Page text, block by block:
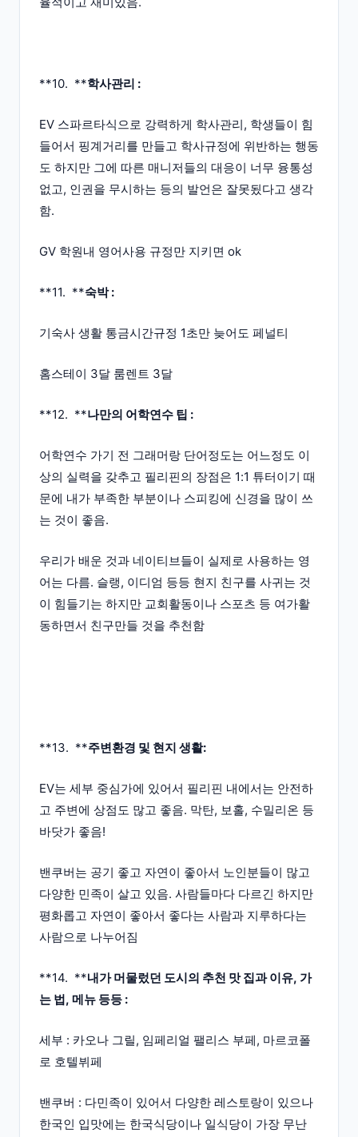
**10. **학사관리 :
EV 스파르타식으로 강력하게 학사관리, 학생들이 힘
들어서 핑계거리를 만들고 학사규정에 위반하는 행동
도 하지만 그에 따른 매니저들의 대응이 너무 융통성
없고, 인권을 무시하는 등의 발언은 잘못됬다고 생각
함.
GV 학원내 영어사용 규정만 지키면 ok
**11. **숙박 :
기숙사 생활 통금시간규정 1초만 늦어도 페널티
홈스테이 3달 룸렌트 3달
**12. **나만의 어학연수 팁 :
어학연수 가기 전 그래머랑 단어정도는 어느정도 이
상의 실력을 갖추고 필리핀의 장점은 1:1 튜터이기 때
문에 내가 부족한 부분이나 스피킹에 신경을 많이 쓰
는 것이 좋음.
우리가 배운 것과 네이티브들이 실제로 사용하는 영
어는 다름. 슬랭, 이디엄 등등 현지 친구를 사귀는 것
이 힘들기는 하지만 교회활동이나 스포츠 등 여가활
동하면서 친구만들 것을 추천함
**13. **주변환경 및 현지 생활:
EV는 세부 중심가에 있어서 필리핀 내에서는 안전하
고 주변에 상점도 많고 좋음. 막탄, 보홀, 수밀리온 등
바닷가 좋음!
밴쿠버는 공기 좋고 자연이 좋아서 노인분들이 많고
다양한 민족이 살고 있음. 사람들마다 다르긴 하지만
평화롭고 자연이 좋아서 좋다는 사람과 지루하다는
사람으로 나누어짐
**14. **내가 머물렀던 도시의 추천 맛 집과 이유, 가
는 법, 메뉴 등등 :
세부 : 카오나 그릴, 임페리얼 팰리스 부페, 마르코폴
로 호텔뷔페
밴쿠버 : 다민족이 있어서 다양한 레스토랑이 있으나
한국인 입맛에는 한국식당이나 일식당이 가장 무난